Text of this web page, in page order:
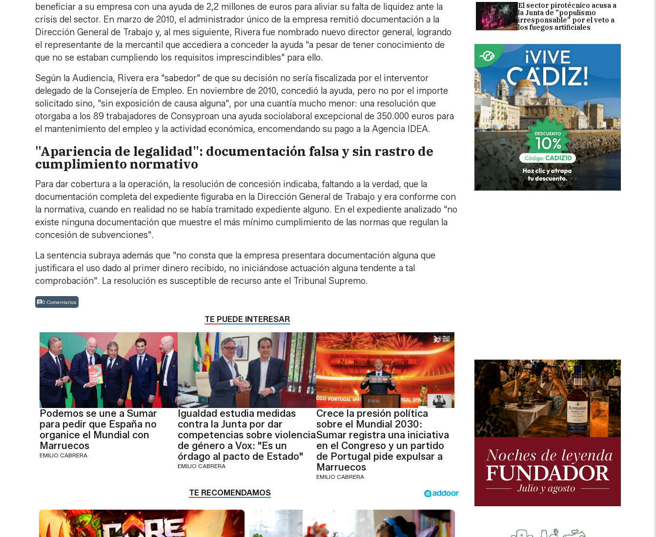
El sector pirotécnico acusa a
la Junta de "populismo
irresponsable" por el veto a
los fuegos artificiales
beneficiar a su empresa con una ayuda de 2,2 millones de euros para aliviar su falta de liquidez ante la
crisis del sector. En marzo de 2010, el administrador único de la empresa remitió documentación a la
Dirección General de Trabajo y, al mes siguiente, Rivera fue nombrado nuevo director general, logrando
el representante de la mercantil que accediera a conceder la ayuda "a pesar de tener conocimiento de
que no se estaban cumpliendo los requisitos imprescindibles" para ello.
Según la Audiencia, Rivera era "sabedor" de que su decisión no sería fiscalizada por el interventor
delegado de la Consejería de Empleo. En noviembre de 2010, concedió la ayuda, pero no por el importe
solicitado sino, "sin exposición de causa alguna", por una cuantía mucho menor: una resolución que
otorgaba a los 89 trabajadores de Consyproan una ayuda sociolaboral excepcional de 350.000 euros para
el mantenimiento del empleo y la actividad económica, encomendando su pago a la Agencia IDEA.
"Apariencia de legalidad": documentación falsa y sin rastro de
cumplimiento normativo
Para dar cobertura a la operación, la resolución de concesión indicaba, faltando a la verdad, que la
documentación completa del expediente figuraba en la Dirección General de Trabajo y era conforme con
la normativa, cuando en realidad no se había tramitado expediente alguno. En el expediente analizado "no
existe ninguna documentación que muestre el más mínimo cumplimiento de las normas que regulan la
concesión de subvenciones".
La sentencia subraya además que "no consta que la empresa presentara documentación alguna que
justificara el uso dado al primer dinero recibido, no iniciándose actuación alguna tendente a tal
comprobación". La resolución es susceptible de recurso ante el Tribunal Supremo.
0 Comentarios
TE PUEDE INTERESAR
Podemos se une a Sumar
para pedir que España no
organice el Mundial con
Marruecos
EMILIO CABRERA
Igualdad estudia medidas
contra la Junta por dar
competencias sobre violencia
de género a Vox: "Es un
órdago al pacto de Estado"
EMILIO CABRERA
Crece la presión política
sobre el Mundial 2030:
Sumar registra una iniciativa
en el Congreso y un partido
de Portugal pide expulsar a
Marruecos
EMILIO CABRERA